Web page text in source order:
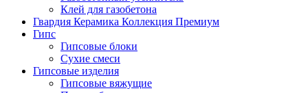
Клей для газобетона
Гвардия Керамика Коллекция Премиум
Гипс
Гипсовые блоки
Сухие смеси
Гипсовые изделия
Гипсовые вяжущие